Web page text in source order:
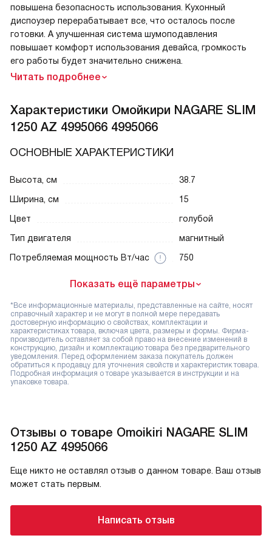
повышена безопасность использования. Кухонный
диспоузер перерабатывает все, что осталось после
готовки. А улучшенная система шумоподавления
повышает комфорт использования девайса, громкость
его работы будет значительно снижена.
Читать подробнее
Характеристики Омойкири NAGARE SLIM
1250 AZ 4995066 4995066
ОСНОВНЫЕ ХАРАКТЕРИСТИКИ
Высота, см
38.7
Ширина, см
15
Цвет
голубой
Тип двигателя
магнитный
Потребляемая мощность Вт/час
750
Показать ещё параметры
*Все информационные материалы, представленные на сайте, носят
справочный характер и не могут в полной мере передавать
достоверную информацию о свойствах, комплектации и
характеристиках товара, включая цвета, размеры и формы. Фирма-
производитель оставляет за собой право на внесение изменений в
конструкцию, дизайн и комплектацию товара без предварительного
уведомления. Перед оформлением заказа покупатель должен
обратиться к продавцу для уточнения свойств и характеристик товара.
Подробная информация о товаре указывается в инструкции и на
упаковке товара.
Отзывы о товаре Omoikiri NAGARE SLIM
1250 AZ 4995066
Еще никто не оставлял отзыв о данном товаре. Ваш отзыв
может стать первым.
Написать отзыв